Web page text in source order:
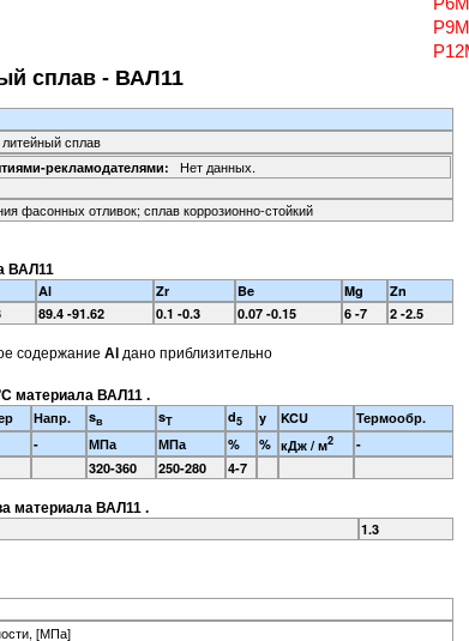
сплав - ВАЛ11
сплав
рекламодателями: Нет данных.
фасонных отливок; сплав коррозионно-стойкий
ВАЛ11
Al Zr Be Mg
Zn
89.4 -91.62 0.1 -0.3 0.07 -0.15 6 -7 2 -2.5
содержание Al дано приблизительно
С материала ВАЛ11 .
Напр. sв sT d5 y KCU
Термообр.
- МПа МПа % % кДж / м2 -
320-360 250-280 4-7
материала ВАЛ11 .
1.3
[МПа]